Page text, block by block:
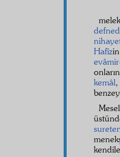
Hafîz
kemâl